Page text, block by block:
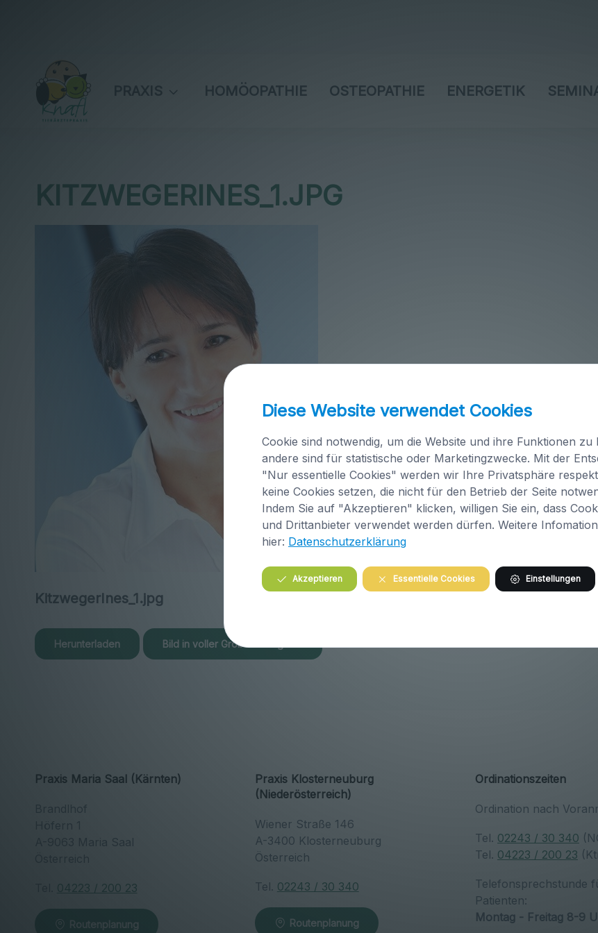
PRAXIS HOMÖOPATHIE OSTEOPATHIE ENERGETIK
KITZWEGERINES_1.JPG
KitzwegerInes_1.jpg
Herunterladen
Bild in voller Größe anzeigen…
Praxis Maria Saal (Kärnten)
Brandlhof
A-9063 Maria Saal
04223 / 200 23
Routenplanung
Praxis Klosterneuburg
(Niederösterreich)
Wiener Straße 146
A-3400 Klosterneuburg
Österreich
Tel. 02243 / 30 340
Routenplanung
Ordinationszeiten
Ordination nach
Tel. 02243 / 30 340
Tel. 04223 / 200 23
Telefonsprechstunde
Patienten:
Montag - Freitag 8-9
Diese Website verwendet Cookies
Cookie sind notwendig, um die Website und ihre Funktionen zu
andere sind für statistische oder Marketingzwecke. Mit der
"Nur essentielle Cookies" werden wir Ihre Privatsphäre
keine Cookies setzen, die nicht für den Betrieb der Seite
Indem Sie auf "Akzeptieren" klicken, willigen Sie ein, dass
und Drittanbieter verwendet werden dürfen. Weitere
hier: Datenschutzerklärung
Akzeptieren Essentielle Cookies Einstellungen